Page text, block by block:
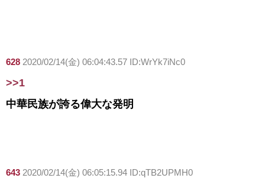
628 2020/02/14(金) 06:04:43.57 ID:WrYk7iNc0
>>1
中華民族が誇る偉大な発明
643 2020/02/14(金) 06:05:15.94 ID:qTB2UPMH0